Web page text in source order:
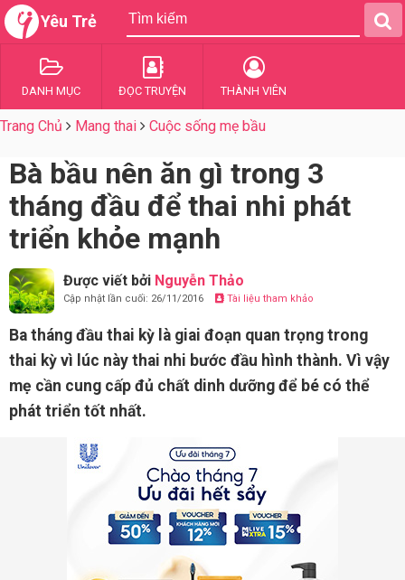
Yêu Trẻ
DANH MỤC ĐỌC TRUYỆN THÀNH VIÊN
Trang Chủ Mang thai Cuộc sống mẹ bầu
Bà bầu nên ăn gì trong 3
tháng đầu để thai nhi phát
triển khỏe mạnh
Được viết bởi Nguyễn Thảo
Cập nhật lần cuối: 26/11/2016 Tài liệu tham khảo
Ba tháng đầu thai kỳ là giai đoạn quan trọng trong
thai kỳ vì lúc này thai nhi bước đầu hình thành. Vì vậy
mẹ cần cung cấp đủ chất dinh dưỡng để bé có thể
phát triển tốt nhất.